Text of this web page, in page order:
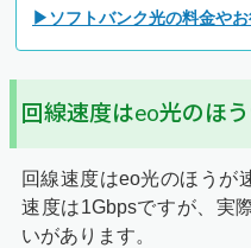
▶ソフトバンク光の料金や
回線速度はeo光のほ
回線速度はeo光のほうが
速度は1Gbpsですが、実
いがあります。